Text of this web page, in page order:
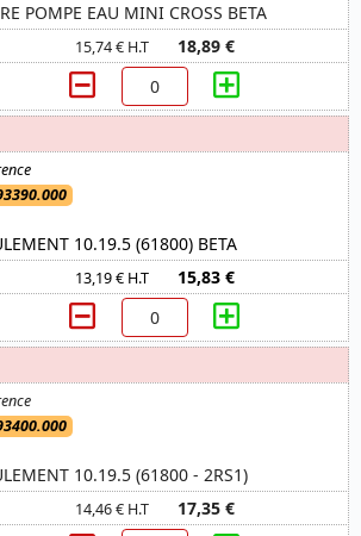
POMPE EAU MINI CROSS BETA
15,74 € H.T 18,89 €
10.19.5 (61800) BETA
13,19 € H.T 15,83 €
10.19.5 (61800 - 2RS1)
14,46 € H.T 17,35 €